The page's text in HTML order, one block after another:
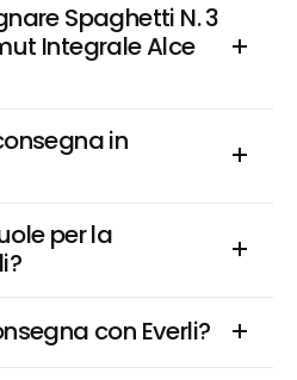
Spaghetti N. 3
Integrale Alce
in
per la
con Everli?